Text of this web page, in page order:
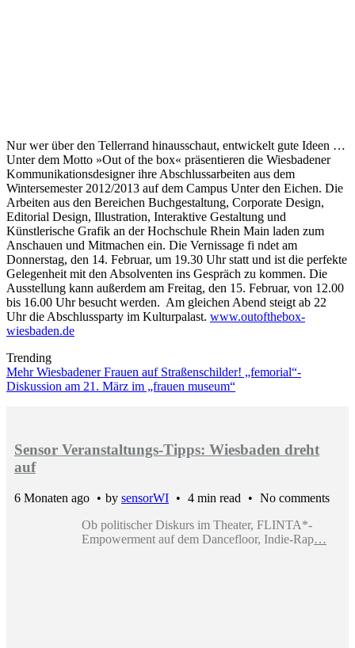
Nur wer über den Tellerrand hinausschaut, entwickelt gute Ideen …
Unter dem Motto »Out of the box« präsentieren die Wiesbadener
Kommunikationsdesigner ihre Abschlussarbeiten aus dem
Wintersemester 2012/2013 auf dem Campus Unter den Eichen. Die
Arbeiten aus den Bereichen Buchgestaltung, Corporate Design,
Editorial Design, Illustration, Interaktive Gestaltung und
Künstlerische Grafik an der Hochschule Rhein Main laden zum
Anschauen und Mitmachen ein. Die Vernissage fi ndet am
Donnerstag, den 14. Februar, um 19.30 Uhr statt und ist die perfekte
Gelegenheit mit den Absolventen ins Gespräch zu kommen. Die
Ausstellung kann außerdem am Freitag, den 15. Februar, von 12.00
bis 16.00 Uhr besucht werden. Am gleichen Abend steigt ab 22
Uhr die Abschlussparty im Kulturpalast. www.outofthebox-
wiesbaden.de
Trending
Mehr Wiesbadener Frauen auf Straßenschilder! „femorial“-
Diskussion am 21. März im „frauen museum“
Sensor Veranstaltungs-Tipps: Wiesbaden dreht
auf
6 Monaten ago by sensorWI 4 min read
No comments
Ob politischer Diskurs im Theater, FLINTA*-
Empowerment auf dem Dancefloor, Indie-Rap…